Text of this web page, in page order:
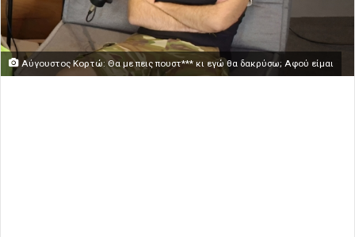
Αύγουστος Κορτώ: Θα με πεις πουστ*** κι εγώ θα δακρύσω; Αφού είμαι